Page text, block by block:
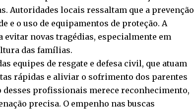
Autoridades locais ressaltam que a prevenção
e o uso de equipamentos de proteção. A
novas tragédias, especialmente em
das famílias.
equipes de resgate e defesa civil, que atuam
rápidas e aliviar o sofrimento dos parentes
profissionais merece reconhecimento,
precisa. O empenho nas buscas